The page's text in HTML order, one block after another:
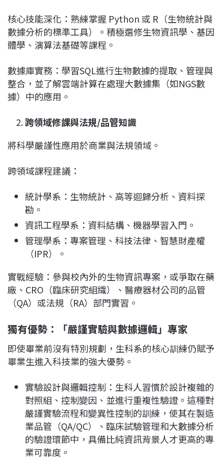
核心技能深化：熟練掌握 Python 或 R（生物統計與
數據分析的標準工具）。積極選修生物資訊學、基因
體學、演算法基礎等課程。
數據庫實務：學習SQL進行生物數據的提取、管理與
整合，並了解雲端計算在處理大數據集（如NGS數
據）中的應用。
跨領域修課與法規/品管知識
將科學嚴謹性應用於商業與法規領域。
跨領域課程建議：
統計學系：生物統計、高等迴歸分析、資料探
勘。
資訊工程學系：資料結構、機器學習入門。
管理學系：專案管理、科技法律、智慧財產權
（IPR）。
實戰經驗：參與校內外的生物資訊專案，或爭取在藥
廠、CRO（臨床研究組織）、醫療器材公司的品管
（QA）或法規（RA）部門實習。
獨有優勢：「嚴謹實驗與數據邏輯」專家
即使畢業前沒有特別規劃，生科系的核心訓練仍賦予
畢業生進入科技業的強大優勢。
實驗設計與邏輯控制：生科人習慣於設計複雜的
對照組、控制變因、並進行重複性驗證。這種對
嚴謹實驗流程和變異性控制的訓練，使其在製造
業品管（QA/QC）、臨床試驗管理和大數據分析
的驗證環節中，具備比純資訊背景人才更高的專
業可靠度。